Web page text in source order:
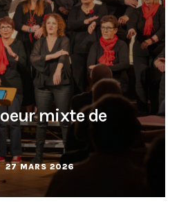
mixte de
27 MARS 2026